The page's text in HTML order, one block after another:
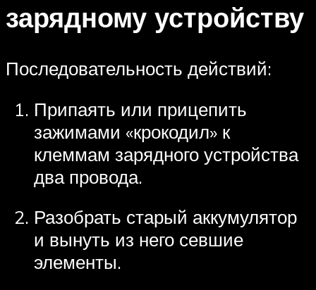
зарядному устройству
Последовательность действий:
Припаять или прицепить
зажимами «крокодил» к
клеммам зарядного устройства
два провода.
Разобрать старый аккумулятор
и вынуть из него севшие
элементы.